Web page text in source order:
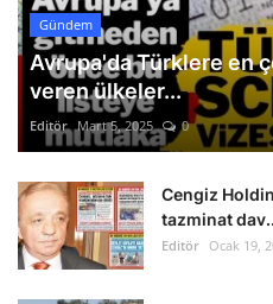
Gündem
Avrupa'da Türklere en
veren ülkeler...
Editör Mart 5, 2025 0
Cengiz
tazminat
Editör Ocak 19,